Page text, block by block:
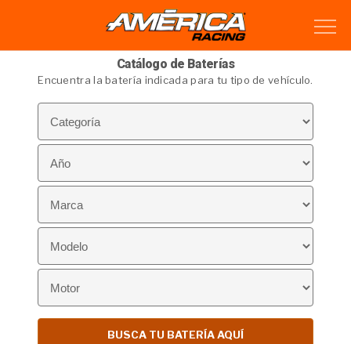
Catálogo de Baterías
Encuentra la batería indicada para tu tipo de vehículo.